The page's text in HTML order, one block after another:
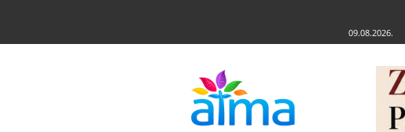
09.08.2026.